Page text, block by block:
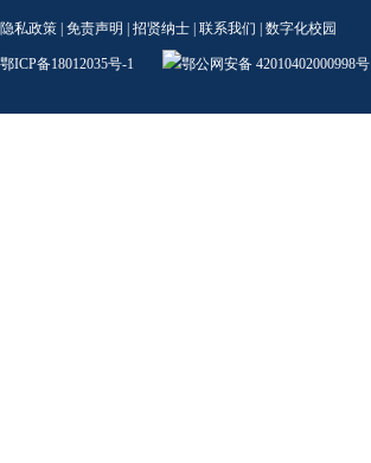
隐私政策 免责声明 招贤纳士 联系我们 数字化校园
鄂ICP备18012035号-1 鄂公网安备 42010402000998号